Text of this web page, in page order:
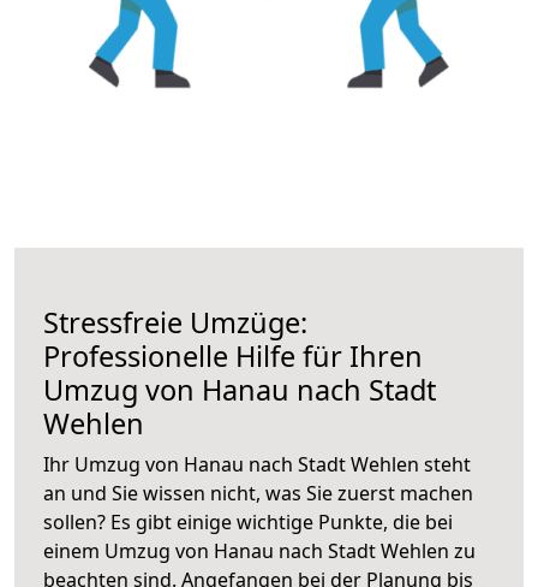
Stressfreie Umzüge:
Professionelle Hilfe für Ihren
Umzug von Hanau nach Stadt
Wehlen
Ihr Umzug von Hanau nach Stadt Wehlen steht
an und Sie wissen nicht, was Sie zuerst machen
sollen? Es gibt einige wichtige Punkte, die bei
einem Umzug von Hanau nach Stadt Wehlen zu
beachten sind. Angefangen bei der Planung bis